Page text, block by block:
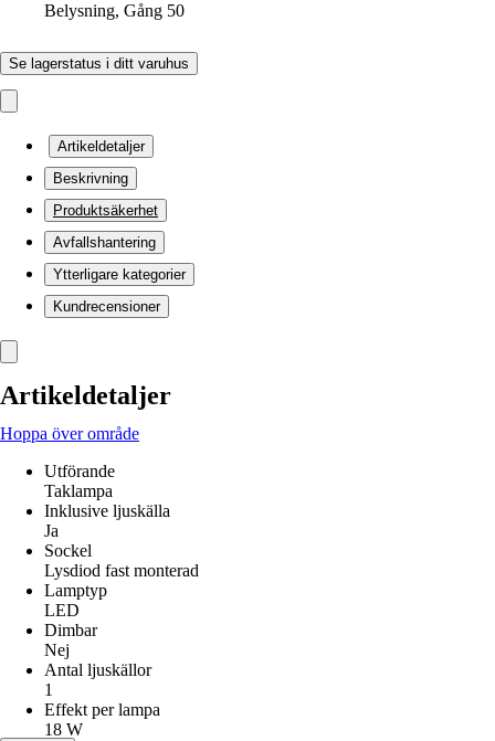
Belysning, Gång 50
Se lagerstatus i ditt varuhus
Artikeldetaljer
Beskrivning
Produktsäkerhet
Avfallshantering
Ytterligare kategorier
Kundrecensioner
Artikeldetaljer
Hoppa över område
Utförande
Taklampa
Inklusive ljuskälla
Ja
Sockel
Lysdiod fast monterad
Lamptyp
LED
Dimbar
Nej
Antal ljuskällor
1
Effekt per lampa
18 W